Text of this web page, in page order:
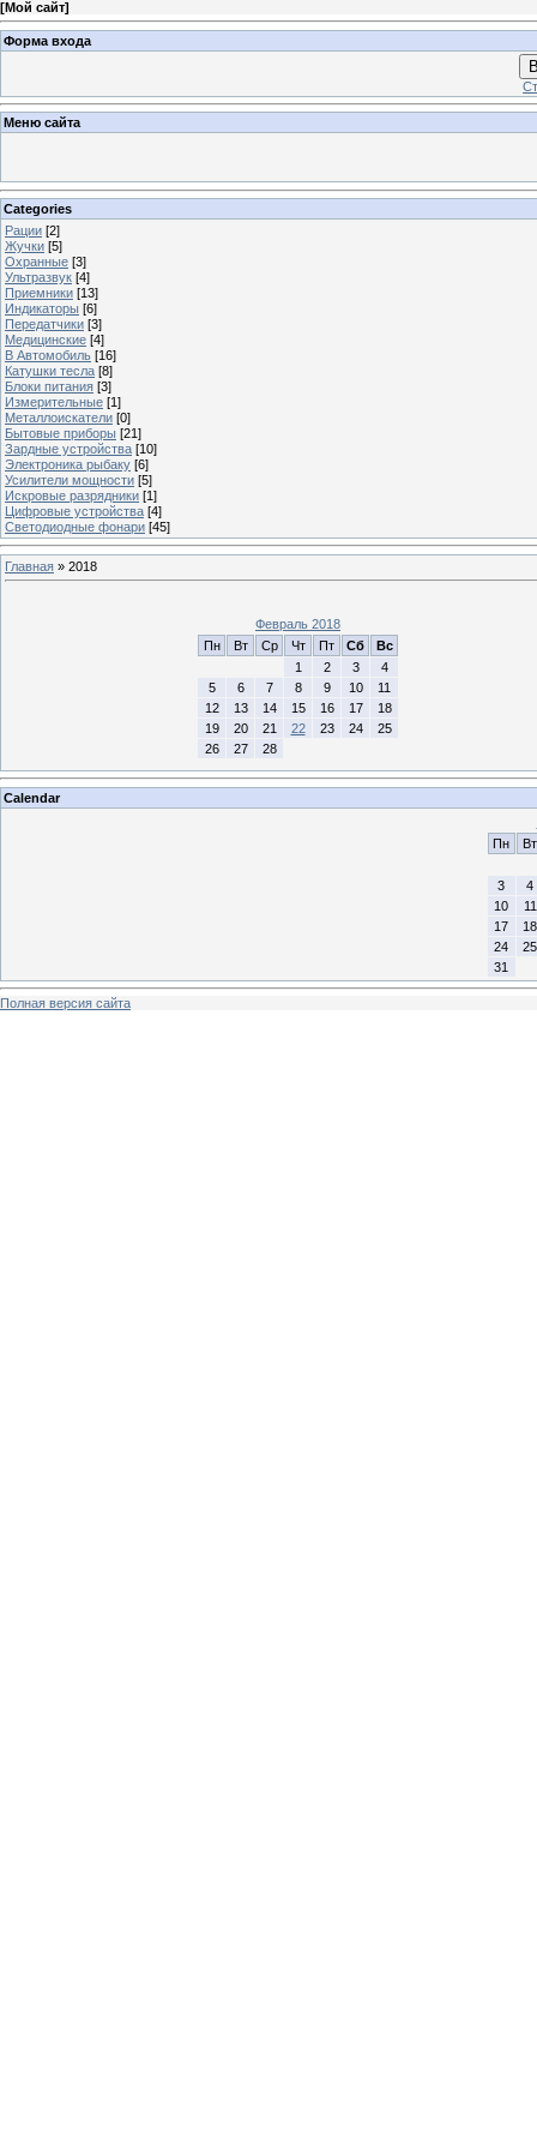
[Мой сайт]
Форма входа
Меню сайта
Categories
Рации [2]
Жучки [5]
Охранные [3]
Ультразвук [4]
Приемники [13]
Индикаторы [6]
Передатчики [3]
Медицинские [4]
В Автомобиль [16]
Катушки тесла [8]
Блоки питания [3]
Измерительные [1]
Металлоискатели [0]
Бытовые приборы [21]
Зардные устройства [10]
Электроника рыбаку [6]
Усилители мощности [5]
Искровые разрядники [1]
Цифровые устройства [4]
Светодиодные фонари [45]
Главная » 2018
Февраль 2018
Пн
Вт Ср Чт Пт Сб
Вс
1
2 3
4
5
6 7 8 9 10
11
12
13 14 15 16 17
18
19
20 21 22 23 24
25
26
27 28
Calendar
Пн
Вт
3
4
10
11
17
18
24
25
31
Полная версия сайта